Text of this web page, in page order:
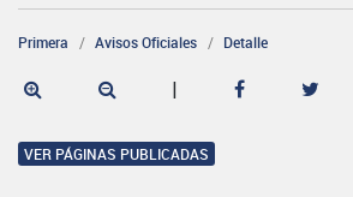
Primera Avisos Oficiales Detalle
VER PÁGINAS PUBLICADAS